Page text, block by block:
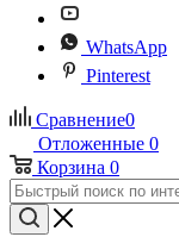
WhatsApp
Pinterest
Сравнение0
Отложенные 0
Корзина 0